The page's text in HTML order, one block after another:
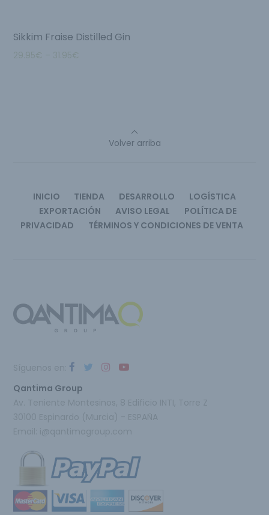
Sikkim Fraise Distilled Gin
29.95€ – 31.95€
Volver arriba
INICIO TIENDA DESARROLLO
LOGÍSTICA
EXPORTACIÓN
AVISO LEGAL
POLÍTICA DE
PRIVACIDAD
TÉRMINOS Y CONDICIONES DE VENTA
Qantima Group